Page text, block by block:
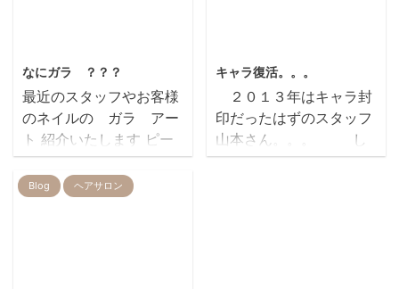
今年の夏は… お天気
が、夏らしくないです
が… 花火や プールや
海や お祭り… などな
しんでる 中野です ...
を少し当てると 白髪を隠
してハリコシもアップ
さらに シャンプーをして
も少しづつ色が残るので
使うたび徐々に染まって
なにガラ ？？？
最近のスタッフやお客様
のネイルの ガラ アー
ト 紹介いたします ピー
コックと呼ばれる鳥の羽
のような模様や、ポップ
キャラ復活。。。
２０１３年はキャラ封
印だったはずのスタッフ
山本さん。。。 し
かし。。。復活 『なめ
Blog ヘアサロン